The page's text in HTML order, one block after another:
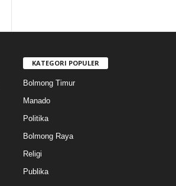
KATEGORI POPULER
Bolmong Timur
Manado
Politika
Bolmong Raya
Religi
Publika